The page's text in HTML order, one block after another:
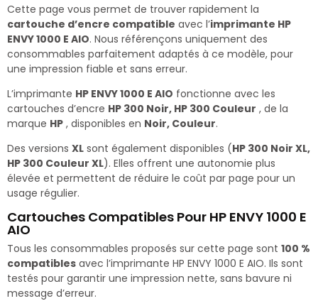
Cette page vous permet de trouver rapidement la
cartouche d’encre compatible avec l’imprimante HP
ENVY 1000 E AIO. Nous référençons uniquement des
consommables parfaitement adaptés à ce modèle, pour
une impression fiable et sans erreur.
L’imprimante HP ENVY 1000 E AIO fonctionne avec les
cartouches d’encre HP 300 Noir, HP 300 Couleur , de la
marque HP , disponibles en Noir, Couleur.
Des versions XL sont également disponibles (HP 300 Noir XL,
HP 300 Couleur XL). Elles offrent une autonomie plus
élevée et permettent de réduire le coût par page pour un
usage régulier.
Cartouches Compatibles Pour HP ENVY 1000 E
AIO
Tous les consommables proposés sur cette page sont 100 %
compatibles avec l’imprimante HP ENVY 1000 E AIO. Ils sont
testés pour garantir une impression nette, sans bavure ni
message d’erreur.